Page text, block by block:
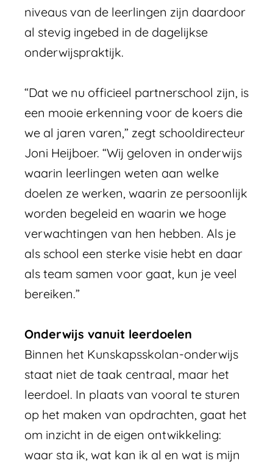
niveaus van de leerlingen zijn daardoor
al stevig ingebed in de dagelijkse
onderwijspraktijk.
“Dat we nu officieel partnerschool zijn, is
een mooie erkenning voor de koers die
we al jaren varen,” zegt schooldirecteur
Joni Heijboer. “Wij geloven in onderwijs
waarin leerlingen weten aan welke
doelen ze werken, waarin ze persoonlijk
worden begeleid en waarin we hoge
verwachtingen van hen hebben. Als je
als school een sterke visie hebt en daar
als team samen voor gaat, kun je veel
bereiken.”
Onderwijs vanuit leerdoelen
Binnen het Kunskapsskolan-onderwijs
staat niet de taak centraal, maar het
leerdoel. In plaats van vooral te sturen
op het maken van opdrachten, gaat het
om inzicht in de eigen ontwikkeling:
waar sta ik, wat kan ik al en wat is mijn